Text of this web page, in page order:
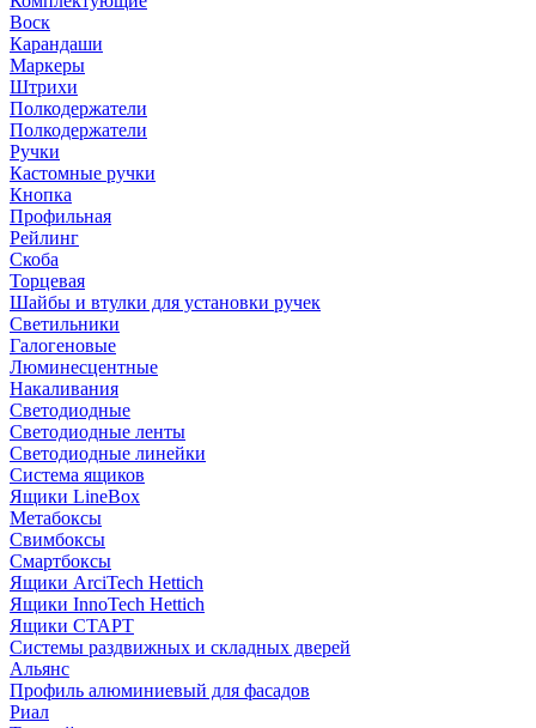
Воск
Карандаши
Маркеры
Штрихи
Полкодержатели
Полкодержатели
Ручки
Кастомные ручки
Кнопка
Профильная
Рейлинг
Скоба
Торцевая
Шайбы и втулки для установки ручек
Светильники
Галогеновые
Люминесцентные
Накаливания
Светодиодные
Светодиодные ленты
Светодиодные линейки
Система ящиков
Ящики LineBox
Метабоксы
Свимбоксы
Смартбоксы
Ящики ArciTech Hettich
Ящики InnoTech Hettich
Ящики СТАРТ
Системы раздвижных и складных дверей
Альянс
Профиль алюминиевый для фасадов
Риал